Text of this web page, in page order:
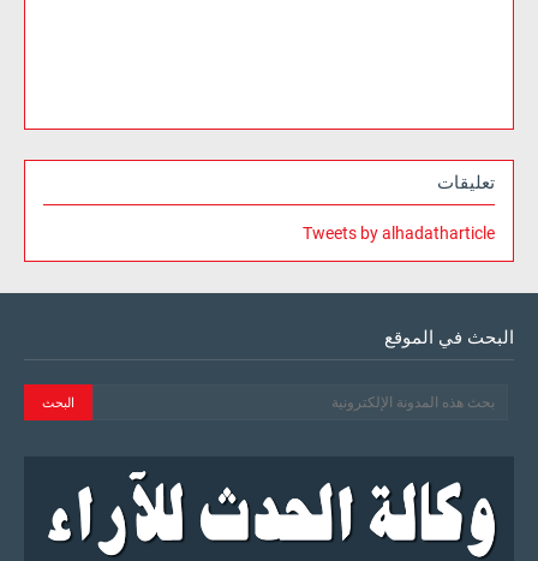
تعليقات
Tweets by alhadatharticle
البحث في الموقع